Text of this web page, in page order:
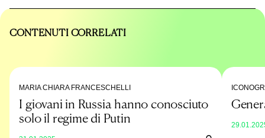
CONTENUTI CORRELATI
MARIA CHIARA FRANCESCHELLI
I giovani in Russia hanno conosciuto
solo il regime di Putin